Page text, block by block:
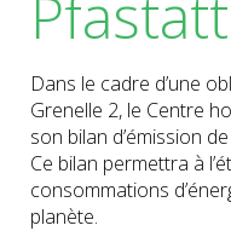
Pfastatt
Dans le cadre d’une
Grenelle 2, le Centre
son bilan d’émission
Ce bilan permettra à
consommations
planète.